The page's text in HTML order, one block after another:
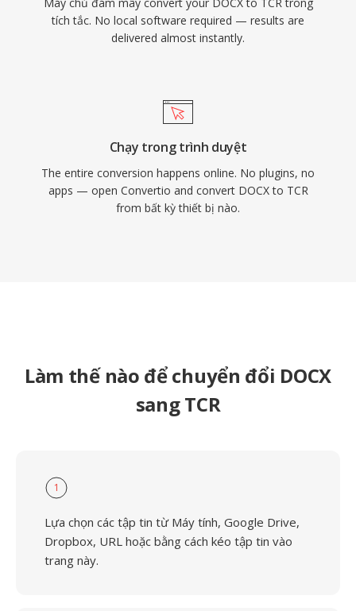
tích tắc. No local software required — results are
delivered almost instantly.
Chạy trong trình duyệt
The entire conversion happens online. No plugins, no
apps — open Convertio and convert DOCX to TCR
from bất kỳ thiết bị nào.
Làm thế nào để chuyển đổi DOCX
sang TCR
1
Lựa chọn các tập tin từ Máy tính, Google Drive,
Dropbox, URL hoặc bằng cách kéo tập tin vào
trang này.